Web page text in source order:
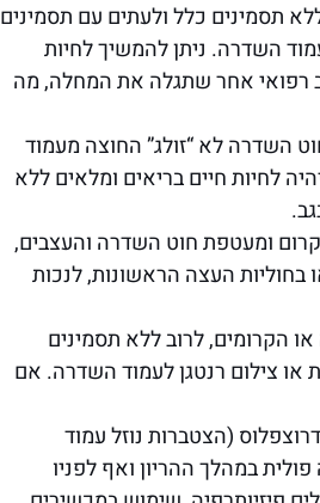
תסמינים כלל ולעתים עם תסמינים
השדרה. ניתן להמשיך לחיות
רפואי אחר שתגלה את המחלה, מה
השדרה לא “זולג” החוצה מעמוד
לחיות חיים בריאים ומלאים ללא
ומעטפת חוט השדרה והעצבים,
בחוליות העצה הראשונות, לנכות
הקרומים, לרוב ללא תסמינים
צילום רנטגן לעמוד השדרה. אם
(הצטברות נוזל עמוד
במהלך ההריון ואף לפניו